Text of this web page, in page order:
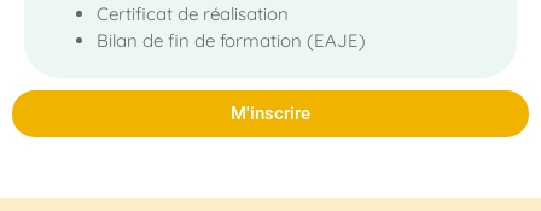
Certificat de réalisation
Bilan de fin de formation (EAJE)
M'inscrire